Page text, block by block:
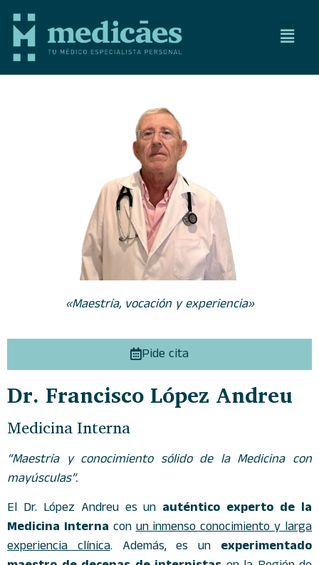
Dr. Francisco López Andreu
Medicina Interna
“Maestría y conocimiento sólido de la Medicina con
mayúsculas”.
El Dr. López Andreu es un auténtico experto de la
Medicina Interna conun inmenso conocimiento y larga
experiencia clínica. Además, es un experimentado
«Maestría, vocación y experiencia»
Pide cita